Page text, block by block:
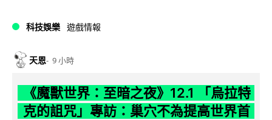
科技娛樂 遊戲情報
天恩 9 小時
《魔獸世界：至暗之夜》12.1 「烏拉特
克的詛咒」專訪：巢穴不為提高世界首